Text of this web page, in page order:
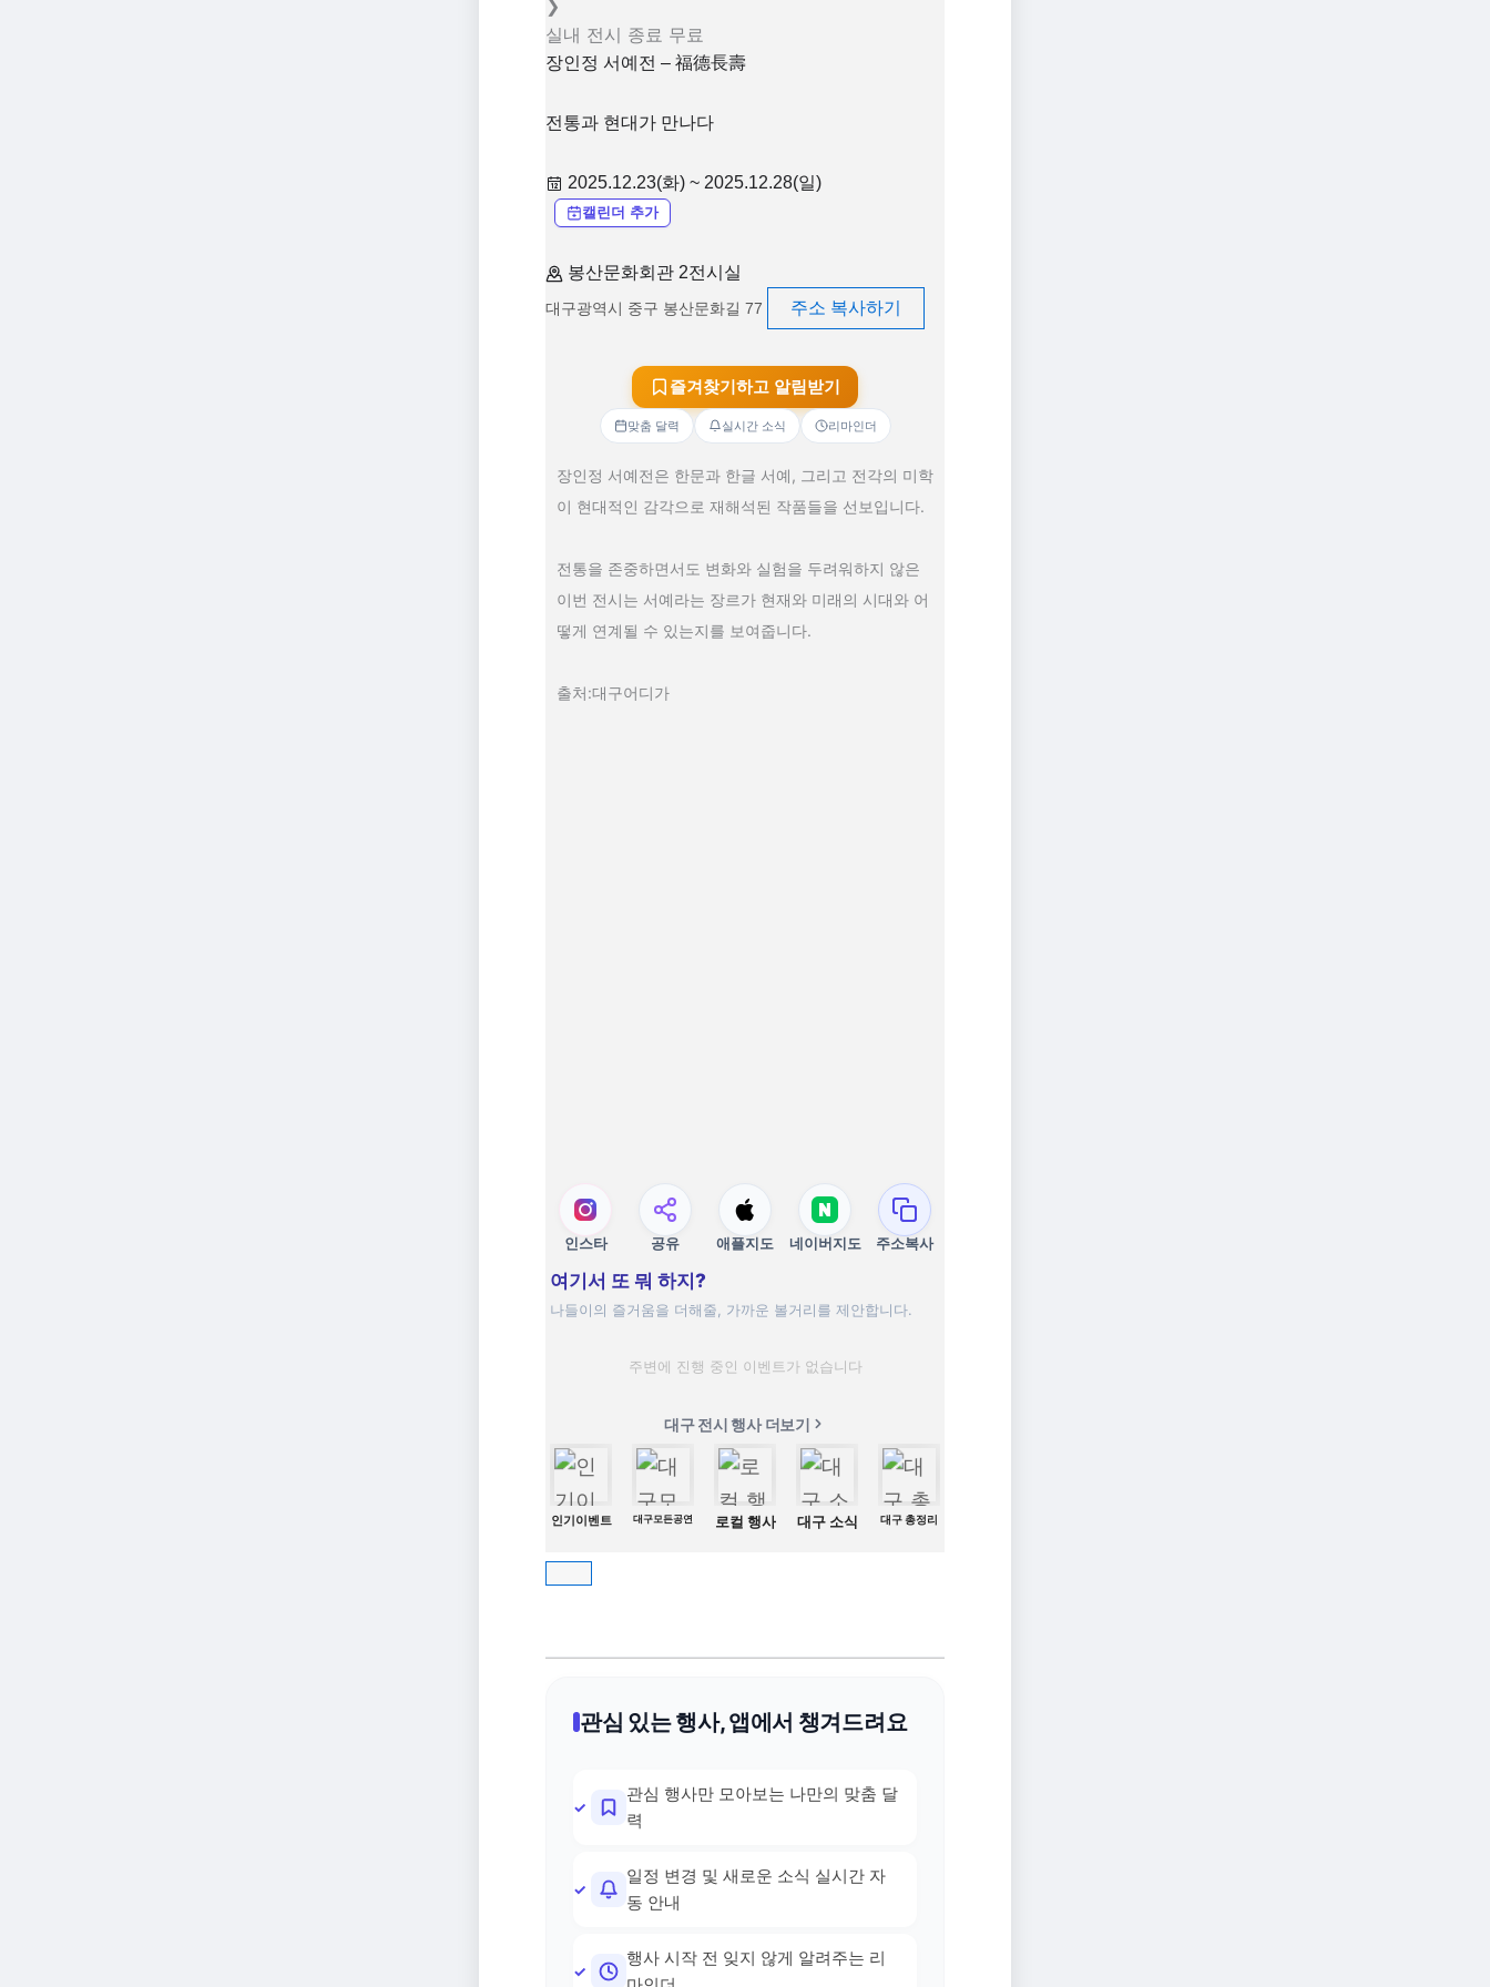
❯
실내 전시 종료 무료
장인정 서예전 – 福德長壽
전통과 현대가 만나다
2025.12.23(화) ~ 2025.12.28(일)
캘린더 추가
봉산문화회관 2전시실
대구광역시 중구 봉산문화길 77 주소 복사하기
즐겨찾기하고 알림받기
맞춤 달력 실시간 소식 리마인더
장인정 서예전은 한문과 한글 서예, 그리고 전각의 미학
이 현대적인 감각으로 재해석된 작품들을 선보입니다.
전통을 존중하면서도 변화와 실험을 두려워하지 않은
이번 전시는 서예라는 장르가 현재와 미래의 시대와 어
떻게 연계될 수 있는지를 보여줍니다.
출처:대구어디가
인스타 공유 애플지도 네이버지도 주소복사
여기서 또 뭐 하지?
나들이의 즐거움을 더해줄, 가까운 볼거리를 제안합니다.
주변에 진행 중인 이벤트가 없습니다
대구 전시 행사 더보기
인기이벤트 대구모든공연 로컬 행사 대구 소식 대구 총정리
관심 있는 행사, 앱에서 챙겨드려요
관심 행사만 모아보는 나만의 맞춤 달
력
일정 변경 및 새로운 소식 실시간 자
동 안내
행사 시작 전 잊지 않게 알려주는 리